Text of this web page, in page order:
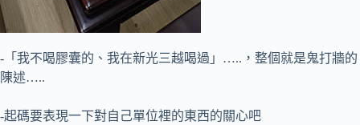
-「我不喝膠囊的、我在新光三越喝過」…..，整個就是鬼打牆的
陳述…..
-起碼要表現一下對自己單位裡的東西的關心吧